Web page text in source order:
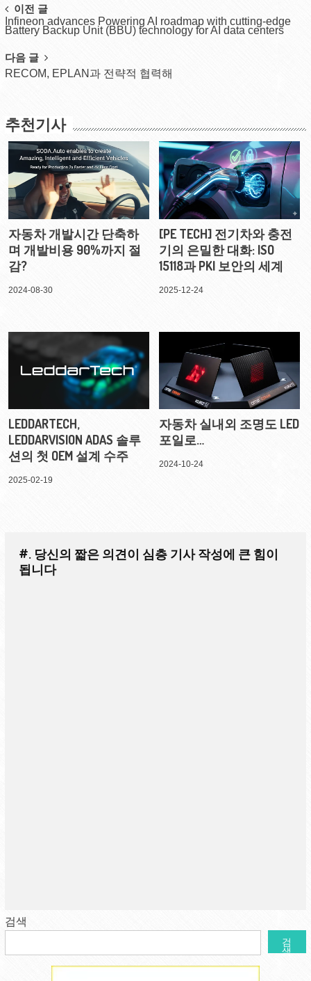
Post
navigation
이전 글
Infineon advances Powering AI roadmap with cutting-edge
Battery Backup Unit (BBU) technology for AI data centers
다음 글
RECOM, EPLAN과 전략적 협력해
추천기사
자동차 개발시간 단축하
며 개발비용 90%까지 절
감?
2024-08-30
[PE TECH] 전기차와 충전
기의 은밀한 대화: ISO
15118과 PKI 보안의 세계
2025-12-24
LEDDARTECH,
LEDDARVISION ADAS 솔루
션의 첫 OEM 설계 수주
2025-02-19
자동차 실내외 조명도 LED
포일로…
2024-10-24
#. 당신의 짧은 의견이 심층 기사 작성에 큰 힘이
됩니다
검색
검
색